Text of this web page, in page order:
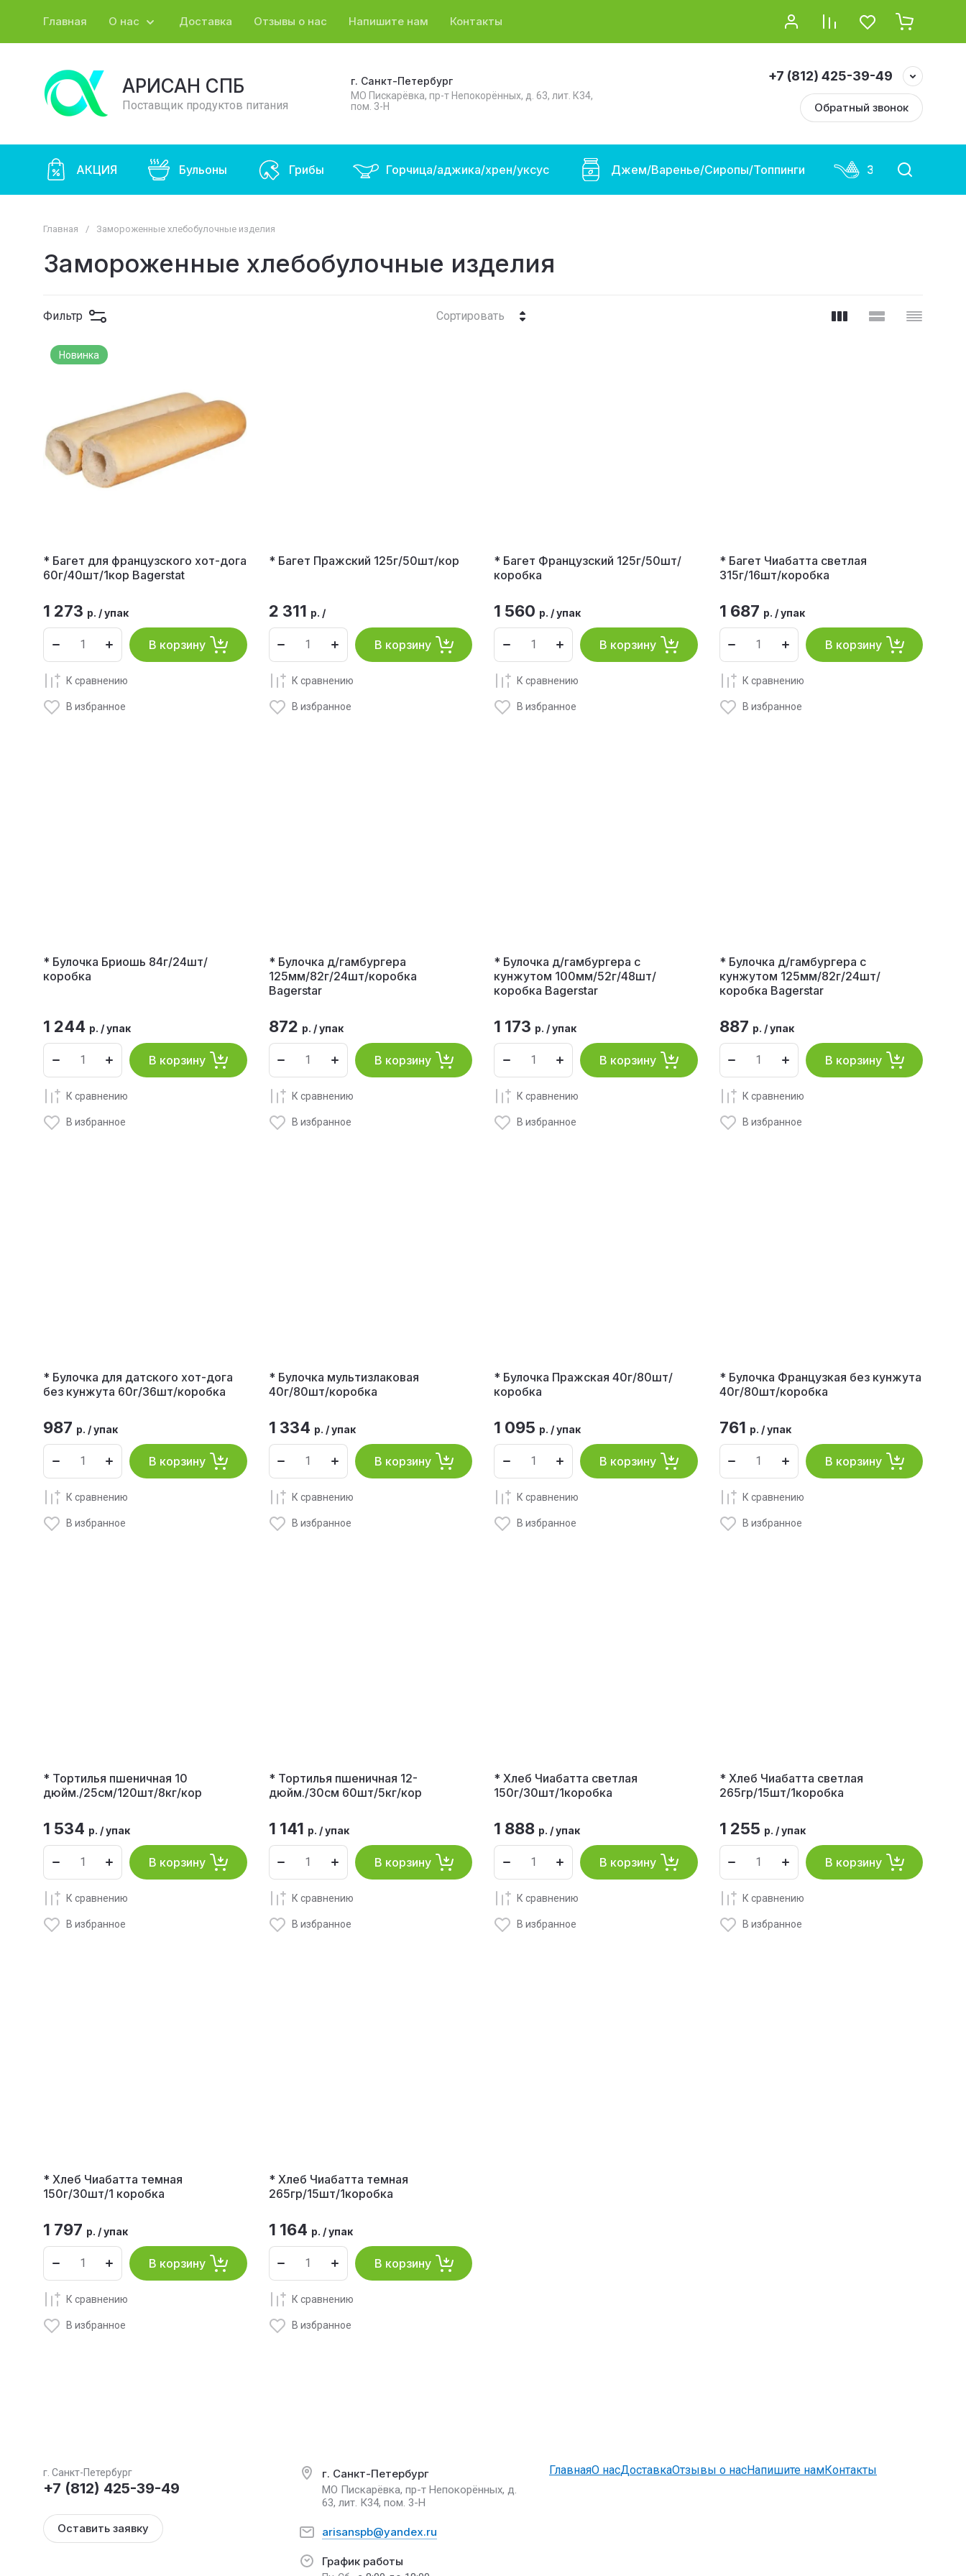
Главная О нас Доставка Отзывы о нас Напишите нам Контакты
АРИСАН СПБ
Поставщик продуктов питания
г. Санкт-Петербург
МО Пискарёвка, пр-т Непокорённых, д. 63, лит. К34,
пом. 3-Н
+7 (812) 425-39-49
Обратный звонок
АКЦИЯ Бульоны Грибы Горчица/аджика/хрен/уксус Джем/Варенье/Сиропы/Топпинги Замороженная
Главная / Замороженные хлебобулочные изделия
Замороженные хлебобулочные изделия
Фильтр Сортировать
Новинка
* Багет для французского хот-дога
60г/40шт/1кор Bagerstat
1 273 р. /упак
В корзину
К сравнению
В избранное
* Багет Пражский 125г/50шт/кор
2 311 р. /
В корзину
К сравнению
В избранное
* Багет Французский 125г/50шт/
коробка
1 560 р. /упак
В корзину
К сравнению
В избранное
* Багет Чиабатта светлая
315г/16шт/коробка
1 687 р. /упак
В корзину
К сравнению
В избранное
* Булочка Бриошь 84г/24шт/
коробка
1 244 р. /упак
В корзину
К сравнению
В избранное
* Булочка д/гамбургера
125мм/82г/24шт/коробка
Bagerstar
872 р. /упак
В корзину
К сравнению
В избранное
* Булочка д/гамбургера с
кунжутом 100мм/52г/48шт/
коробка Bagerstar
1 173 р. /упак
В корзину
К сравнению
В избранное
* Булочка д/гамбургера с
кунжутом 125мм/82г/24шт/
коробка Bagerstar
887 р. /упак
В корзину
К сравнению
В избранное
* Булочка для датского хот-дога
без кунжута 60г/36шт/коробка
987 р. /упак
В корзину
К сравнению
В избранное
* Булочка мультизлаковая
40г/80шт/коробка
1 334 р. /упак
В корзину
К сравнению
В избранное
* Булочка Пражская 40г/80шт/
коробка
1 095 р. /упак
В корзину
К сравнению
В избранное
* Булочка Французкая без кунжута
40г/80шт/коробка
761 р. /упак
В корзину
К сравнению
В избранное
* Тортилья пшеничная 10
дюйм./25см/120шт/8кг/кор
1 534 р. /упак
В корзину
К сравнению
В избранное
* Тортилья пшеничная 12-
дюйм./30см 60шт/5кг/кор
1 141 р. /упак
В корзину
К сравнению
В избранное
* Хлеб Чиабатта светлая
150г/30шт/1коробка
1 888 р. /упак
В корзину
К сравнению
В избранное
* Хлеб Чиабатта светлая
265гр/15шт/1коробка
1 255 р. /упак
В корзину
К сравнению
В избранное
* Хлеб Чиабатта темная
150г/30шт/1 коробка
1 797 р. /упак
В корзину
К сравнению
В избранное
* Хлеб Чиабатта темная
265гр/15шт/1коробка
1 164 р. /упак
В корзину
К сравнению
В избранное
г. Санкт-Петербург
+7 (812) 425-39-49
Оставить заявку
г. Санкт-Петербург
МО Пискарёвка, пр-т Непокорённых, д.
63, лит. К34, пом. 3-Н
arisanspb@yandex.ru
График работы
ГлавнаяО насДоставкаОтзывы о насНапишите намКонтакты